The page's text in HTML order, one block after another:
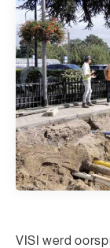
VISI werd